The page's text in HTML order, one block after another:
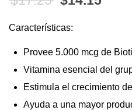
ratings
Características:
Provee 5.000 mcg de
Vitamina esencial del
Estimula el crecimiento
Ayuda a una mayor